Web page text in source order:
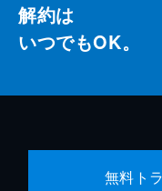
解約は
いつでもOK。
無料ト